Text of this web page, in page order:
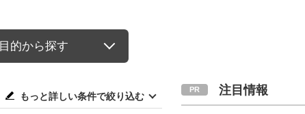
目的から探す
もっと詳しい条件で絞り込む 注目情報